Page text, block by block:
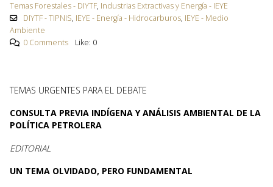
Temas Forestales - DIYTF, Industrias Extractivas y Energía - IEYE
DIYTF - TIPNIS, IEYE - Energía - Hidrocarburos, IEYE - Medio
Ambiente
0 Comments
Like: 0
TEMAS URGENTES PARA EL DEBATE
CONSULTA PREVIA INDÍGENA Y ANÁLISIS AMBIENTAL DE LA
POLÍTICA PETROLERA
EDITORIAL
UN TEMA OLVIDADO, PERO FUNDAMENTAL